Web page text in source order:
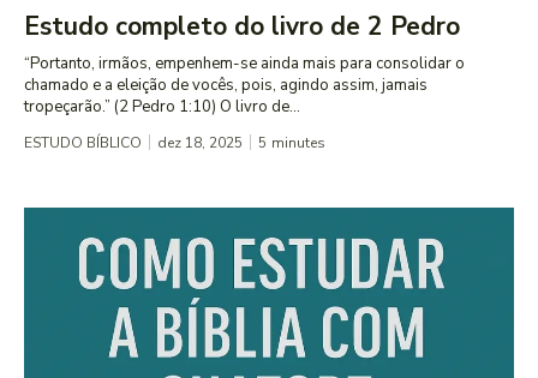
Estudo completo do livro de 2 Pedro
“Portanto, irmãos, empenhem-se ainda mais para consolidar o
chamado e a eleição de vocês, pois, agindo assim, jamais
tropeçarão.” (2 Pedro 1:10) O livro de...
ESTUDO BÍBLICO dez 18, 2025 5 minutes